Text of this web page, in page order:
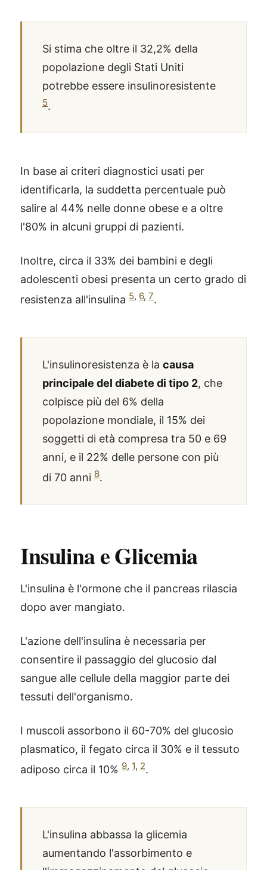
Si stima che oltre il 32,2% della
popolazione degli Stati Uniti
potrebbe essere insulinoresistente
5.
In base ai criteri diagnostici usati per
identificarla, la suddetta percentuale può
salire al 44% nelle donne obese e a oltre
l'80% in alcuni gruppi di pazienti.
Inoltre, circa il 33% dei bambini e degli
adolescenti obesi presenta un certo grado di
resistenza all'insulina 5, 6, 7.
L'insulinoresistenza è la causa
principale del diabete di tipo 2, che
colpisce più del 6% della
popolazione mondiale, il 15% dei
soggetti di età compresa tra 50 e 69
anni, e il 22% delle persone con più
di 70 anni 8.
Insulina e Glicemia
L'insulina è l'ormone che il pancreas rilascia
dopo aver mangiato.
L'azione dell'insulina è necessaria per
consentire il passaggio del glucosio dal
sangue alle cellule della maggior parte dei
tessuti dell'organismo.
I muscoli assorbono il 60-70% del glucosio
plasmatico, il fegato circa il 30% e il tessuto
adiposo circa il 10% 9, 1, 2.
L'insulina abbassa la glicemia
aumentando l'assorbimento e